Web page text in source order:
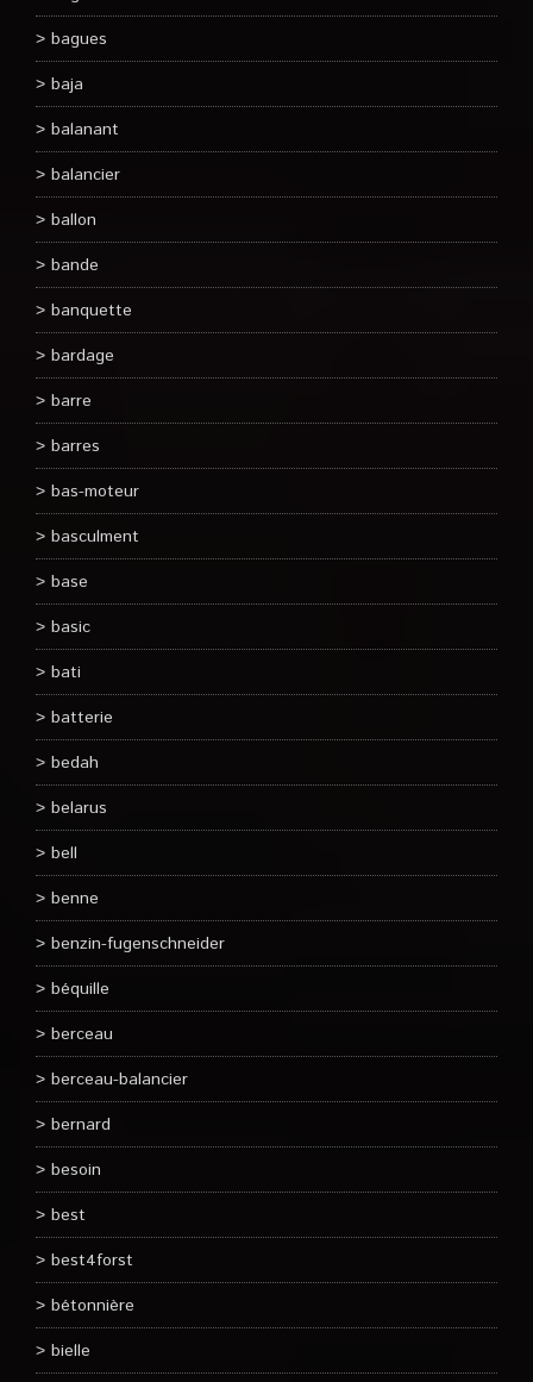
bagues
baja
balanant
balancier
ballon
bande
banquette
bardage
barre
barres
bas-moteur
basculment
base
basic
bati
batterie
bedah
belarus
bell
benne
benzin-fugenschneider
béquille
berceau
berceau-balancier
bernard
besoin
best
best4forst
bétonnière
bielle